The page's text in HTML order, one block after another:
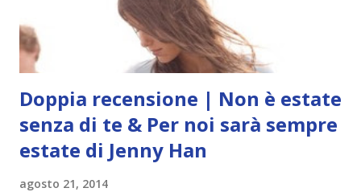
e quei colori mi fa impazzire *-* per non parlare dell'ultima
con i morsi della morte...
Doppia recensione | Non è estate
senza di te & Per noi sarà sempre
estate di Jenny Han
agosto 21, 2014